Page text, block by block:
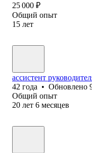
25 000 ₽
Общий опыт
15 лет
ассистент
42 года • Обновлено
Общий опыт
20 лет 6 месяцев